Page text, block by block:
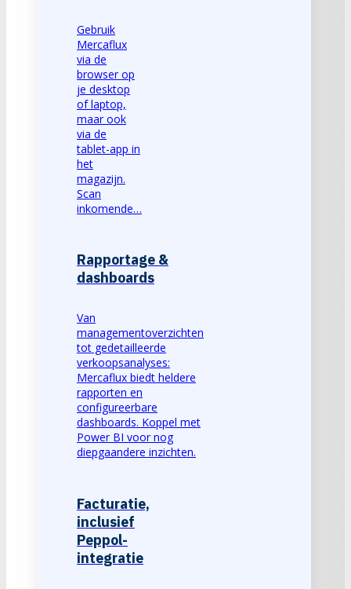
Gebruik
Mercaflux
via de
browser op
je desktop
of laptop,
maar ook
via de
tablet-app in
het
magazijn.
Scan
inkomende…
Rapportage &
dashboards
Van
managementoverzichten
tot gedetailleerde
verkoopsanalyses:
Mercaflux biedt heldere
rapporten en
configureerbare
dashboards. Koppel met
Power BI voor nog
diepgaandere inzichten.
Facturatie,
inclusief
Peppol-
integratie